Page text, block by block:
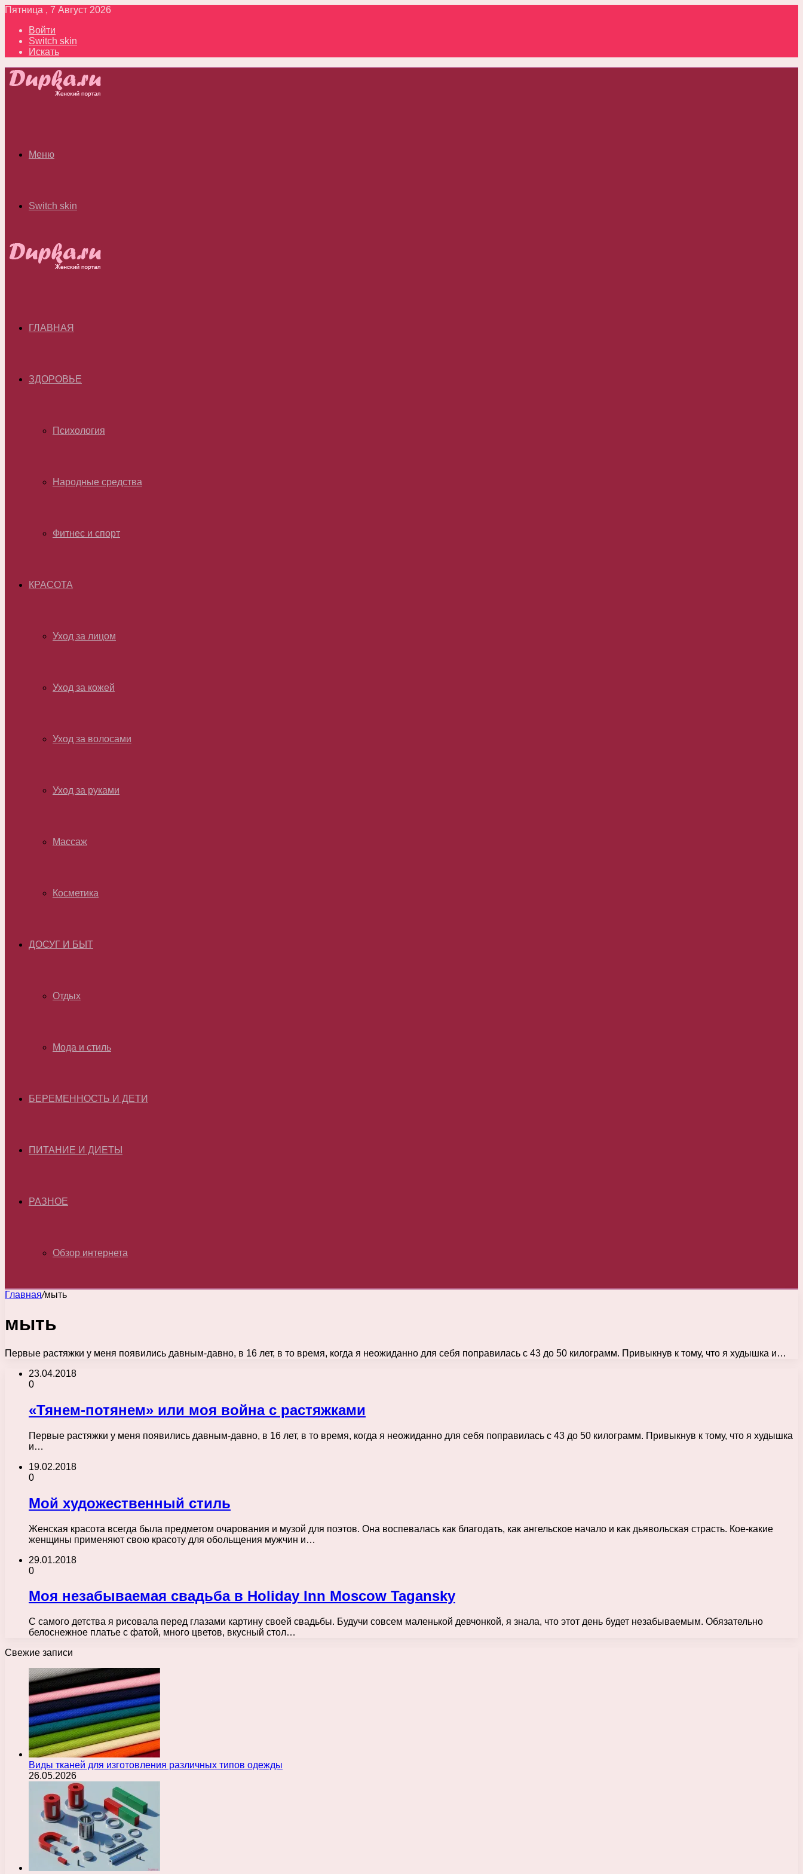
Пятница , 7 Август 2026
Войти
Switch skin
Искать
Меню
Switch skin
ГЛАВНАЯ
ЗДОРОВЬЕ
Психология
Народные средства
Фитнес и спорт
КРАСОТА
Уход за лицом
Уход за кожей
Уход за волосами
Уход за руками
Массаж
Косметика
ДОСУГ И БЫТ
Отдых
Мода и стиль
БЕРЕМЕННОСТЬ И ДЕТИ
ПИТАНИЕ И ДИЕТЫ
РАЗНОЕ
Обзор интернета
Главная/мыть
мыть
Первые растяжки у меня появились давным-давно, в 16 лет, в то время, когда я неожиданно для себя поправилась с 43 до 50 килограмм. Привыкнув к тому, что я худышка и…
23.04.2018
0
«Тянем-потянем» или моя война с растяжками
Первые растяжки у меня появились давным-давно, в 16 лет, в то время, когда я неожиданно для себя поправилась с 43 до 50 килограмм. Привыкнув к тому, что я худышка
и…
19.02.2018
0
Мой художественный стиль
Женская красота всегда была предметом очарования и музой для поэтов. Она воспевалась как благодать, как ангельское начало и как дьявольская страсть. Кое-какие
женщины применяют свою красоту для обольщения мужчин и…
29.01.2018
0
Моя незабываемая свадьба в Holiday Inn Moscow Tagansky
С самого детства я рисовала перед глазами картину своей свадьбы. Будучи совсем маленькой девчонкой, я знала, что этот день будет незабываемым. Обязательно
белоснежное платье с фатой, много цветов, вкусный стол…
Свежие записи
Виды тканей для изготовления различных типов одежды
26.05.2026